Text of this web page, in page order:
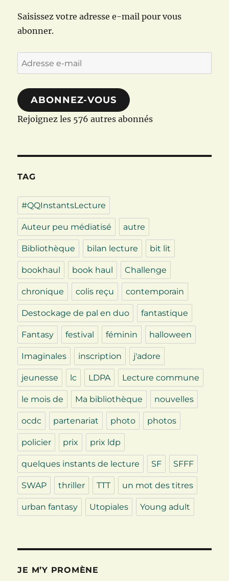
Saisissez votre adresse e-mail pour vous
abonner.
Adresse
e-
mail
ABONNEZ-VOUS
Rejoignez les 576 autres abonnés
TAG
#QQInstantsLecture
Auteur peu médiatisé autre
Bibliothèque bilan lecture bit lit
bookhaul book haul Challenge
chronique colis reçu contemporain
Destockage de pal en duo fantastique
Fantasy festival féminin halloween
Imaginales inscription j'adore
jeunesse lc LDPA Lecture commune
le mois de Ma bibliothèque nouvelles
ocdc partenariat photo photos
policier prix prix ldp
quelques instants de lecture SF SFFF
SWAP thriller TTT un mot des titres
urban fantasy Utopiales Young adult
JE M’Y PROMÈNE